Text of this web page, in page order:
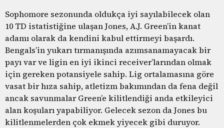
Sophomore sezonunda oldukça iyi sayılabilecek olan
10 TD istatistiğine ulaşan Jones, A.J. Green’in kanat
adamı olarak da kendini kabul ettirmeyi başardı.
Bengals’in yukarı tırmanışında azımsanamayacak bir
payı var ve ligin en iyi ikinci receiver’larından olmak
için gereken potansiyele sahip. Lig ortalamasına göre
vasat bir hıza sahip, atletizm bakımından da fena değil
ancak savunmalar Green’e kilitlendiği anda etkileyici
alan koşuları yapabiliyor. Gelecek sezon da Jones bu
kilitlenmelerden çok ekmek yiyecek gibi duruyor.